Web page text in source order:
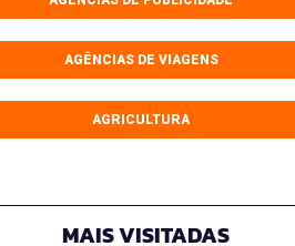
AGÊNCIAS DE VIAGENS
AGRICULTURA
MAIS VISITADAS